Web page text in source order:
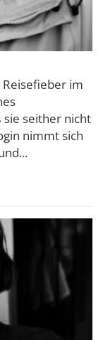
Reisefieber im
sie seither nicht
nimmt sich